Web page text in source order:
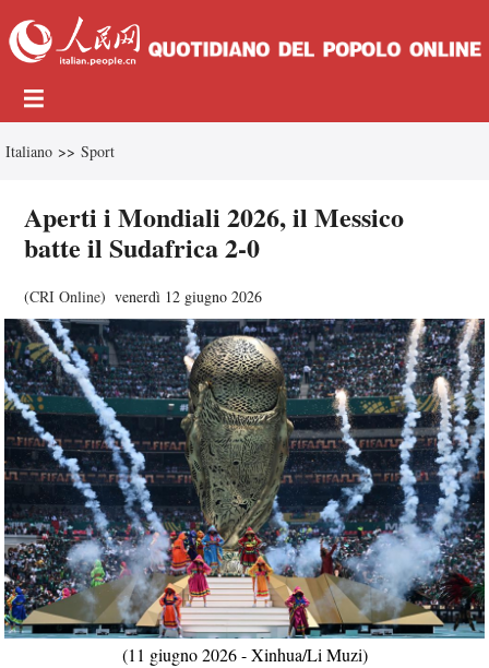
Italiano >> Sport
Aperti i Mondiali 2026, il Messico
batte il Sudafrica 2-0
(CRI Online) venerdì 12 giugno 2026
(11 giugno 2026 - Xinhua/Li Muzi)